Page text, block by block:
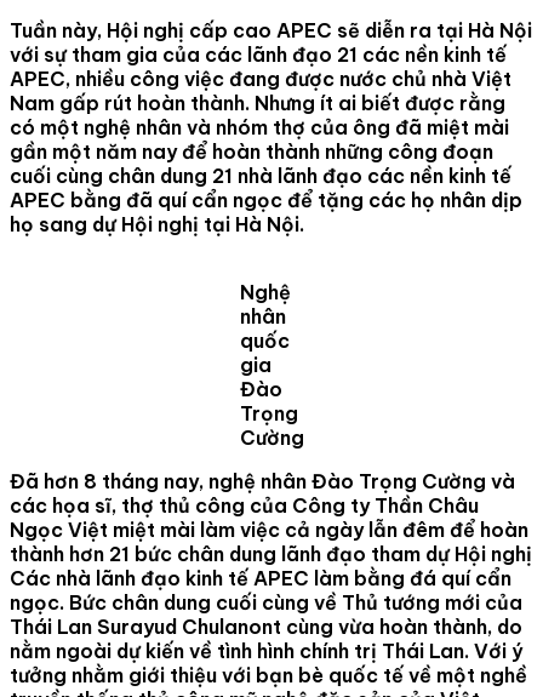
Tuần này, Hội nghị cấp cao APEC sẽ diễn ra tại Hà Nội
với sự tham gia của các lãnh đạo 21 các nền kinh tế
APEC, nhiều công việc đang được nước chủ nhà Việt
Nam gấp rút hoàn thành. Nhưng ít ai biết được rằng
có một nghệ nhân và nhóm thợ của ông đã miệt mài
gần một năm nay để hoàn thành những công đoạn
cuối cùng chân dung 21 nhà lãnh đạo các nền kinh tế
APEC bằng đã quí cẩn ngọc để tặng các họ nhân dịp
họ sang dự Hội nghị tại Hà Nội.
Nghệ
nhân
quốc
gia
Đào
Trọng
Cường
Đã hơn 8 tháng nay, nghệ nhân Đào Trọng Cường và
các họa sĩ, thợ thủ công của Công ty Thần Châu
Ngọc Việt miệt mài làm việc cả ngày lẫn đêm để hoàn
thành hơn 21 bức chân dung lãnh đạo tham dự Hội nghị
Các nhà lãnh đạo kinh tế APEC làm bằng đá quí cẩn
ngọc. Bức chân dung cuối cùng về Thủ tướng mới của
Thái Lan Surayud Chulanont cùng vừa hoàn thành, do
nằm ngoài dự kiến về tình hình chính trị Thái Lan. Với ý
tưởng nhằm giới thiệu với bạn bè quốc tế về một nghề